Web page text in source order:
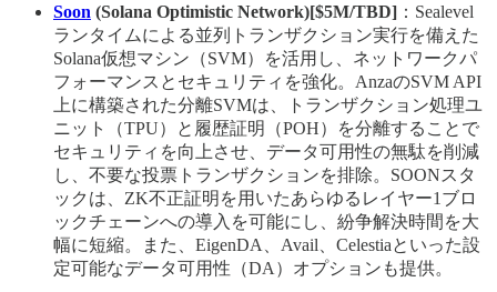
Soon (Solana Optimistic Network)[$5M/TBD] ：Sealevel
ランタイムによる並列トランザクション実行を備えた
Solana仮想マシン（SVM）を活用し、ネットワークパ
フォーマンスとセキュリティを強化。AnzaのSVM API
上に構築された分離SVMは、トランザクション処理ユ
ニット（TPU）と履歴証明（POH）を分離することで
セキュリティを向上させ、データ可用性の無駄を削減
し、不要な投票トランザクションを排除。SOONスタ
ックは、ZK不正証明を用いたあらゆるレイヤー1ブロ
ックチェーンへの導入を可能にし、紛争解決時間を大
幅に短縮。また、EigenDA、Avail、Celestiaといった設
定可能なデータ可用性（DA）オプションも提供。